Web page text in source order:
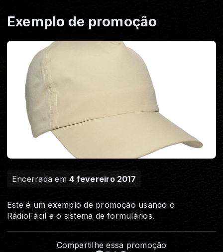
Exemplo de promoção
Encerrada em4 fevereiro 2017
Este é um exemplo de promoção usando o
RádioFácil e o sistema de formulários.
Compartilhe essa promoção